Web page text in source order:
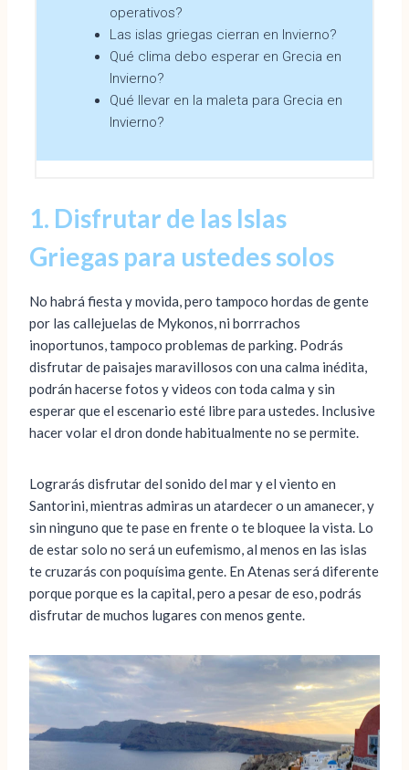
operativos?
Las islas griegas cierran en Invierno?
Qué clima debo esperar en Grecia en
Invierno?
Qué llevar en la maleta para Grecia en
Invierno?
1. Disfrutar de las Islas
Griegas para ustedes solos
No habrá fiesta y movida, pero tampoco hordas de gente
por las callejuelas de Mykonos, ni borrrachos
inoportunos, tampoco problemas de parking. Podrás
disfrutar de paisajes maravillosos con una calma inédita,
podrán hacerse fotos y videos con toda calma y sin
esperar que el escenario esté libre para ustedes. Inclusive
hacer volar el dron donde habitualmente no se permite.
Lograrás disfrutar del sonido del mar y el viento en
Santorini, mientras admiras un atardecer o un amanecer, y
sin ninguno que te pase en frente o te bloquee la vista. Lo
de estar solo no será un eufemismo, al menos en las islas
te cruzarás con poquísima gente. En Atenas será diferente
porque porque es la capital, pero a pesar de eso, podrás
disfrutar de muchos lugares con menos gente.